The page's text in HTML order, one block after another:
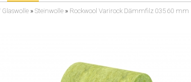
» Steinwolle » Rockwool Varirock Dämmfilz 035 60 mm